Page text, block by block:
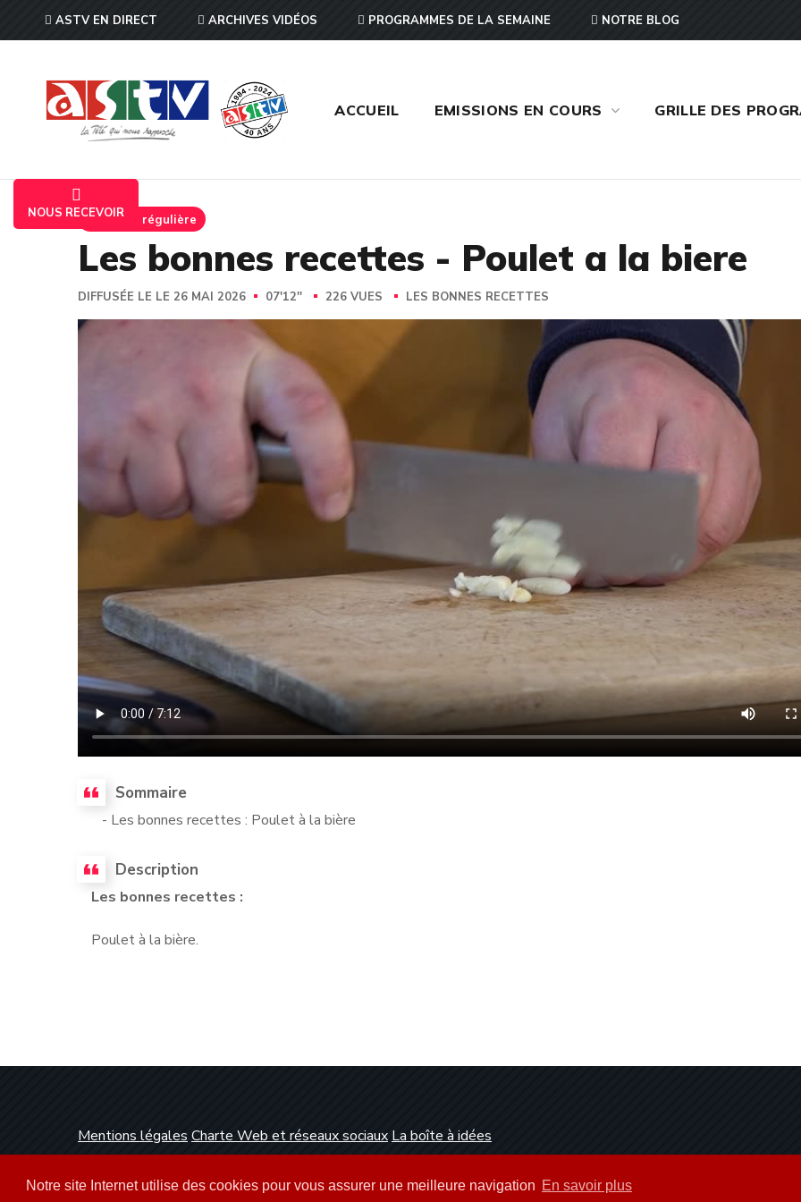
Notre site Internet utilise des cookies pour vous assurer une meilleure navigation En savoir plus
ASTV EN DIRECT ARCHIVES VIDÉOS PROGRAMMES DE LA SEMAINE NOTRE BLOG
ACCUEIL EMISSIONS EN COURS GRILLE DES
NOUS RECEVOIREmission régulière
Les bonnes recettes - Poulet a la biere
DIFFUSÉE LE LE 26 MAI 2026 07'12'' 226 VUES LES BONNES RECETTES
Sommaire
- Les bonnes recettes : Poulet à la bière
Description
Les bonnes recettes :
Poulet à la bière.
Mentions légales Charte Web et réseaux sociaux La boîte à idées